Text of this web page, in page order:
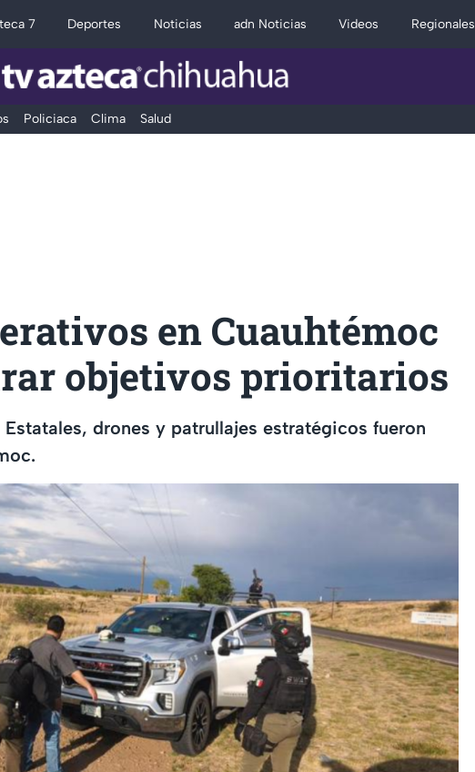
7 Deportes Noticias adn Noticias Videos Regionales
Policiaca Clima Salud
en Cuauhtémoc
objetivos prioritarios
drones y patrullajes estratégicos fueron